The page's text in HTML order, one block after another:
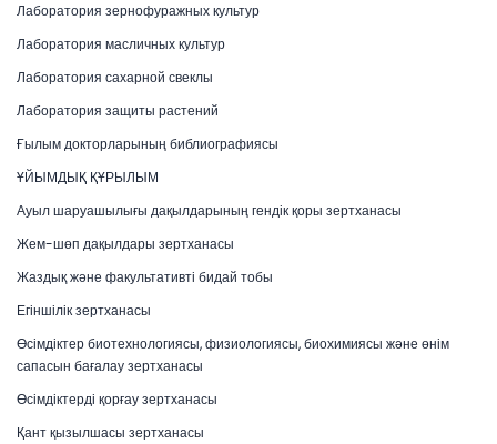
Лаборатория зернофуражных культур
Лаборатория масличных культур
Лаборатория сахарной свеклы
Лаборатория защиты растений
Ғылым докторларының библиографиясы
ҰЙЫМДЫҚ ҚҰРЫЛЫМ
Ауыл шаруашылығы дақылдарының гендік қоры зертханасы
Жем-шөп дақылдары зертханасы
Жаздық және факультативті бидай тобы
Егіншілік зертханасы
Өсімдіктер биотехнологиясы, физиологиясы, биохимиясы және өнім
сапасын бағалау зертханасы
Өсімдіктерді қорғау зертханасы
Қант қызылшасы зертханасы